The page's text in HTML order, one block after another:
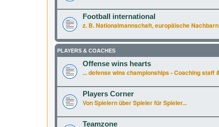
Football international
z. B. Nationalmannschaft, europäische
PLAYERS & COACHES
Offense wins hearts
... defense wins championships - Coaching staff
Players Corner
Von Spielern über Spieler für Spieler...
Teamzone